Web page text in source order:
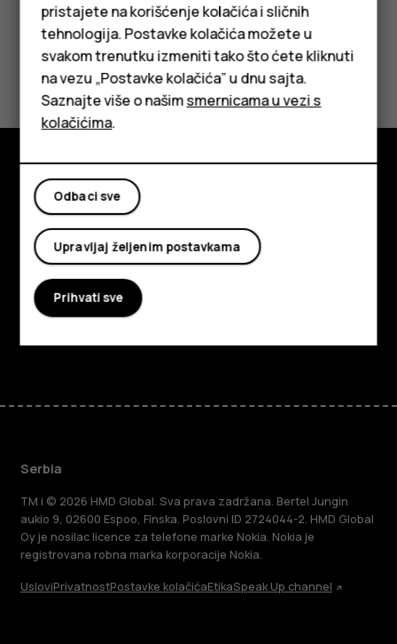
Pametni telefoni
Klasični telefoni
Tableti
Da li vam je ovo bilo korisno?
Da Ne
Istražite
O kompaniji
Planet and people
Podrška
Serbia
TM i © 2026 HMD Global. Sva prava zadržana. Bertel Jungin
aukio 9, 02600 Espoo, Finska. Poslovni ID 2724044-2. HMD Global
Oy je nosilac licence za telefone marke Nokia. Nokia je
registrovana robna marka korporacije Nokia.
UsloviPrivatnostPostavke kolačićaEtikaSpeak Up channel
pristajete na korišćenje kolačića i sličnih
tehnologija. Postavke kolačića možete u
svakom trenutku izmeniti tako što ćete kliknuti
na vezu „Postavke kolačića” u dnu sajta.
Saznajte više o našimsmernicama u vezi s
kolačićima.
Odbaci sve
Upravljaj željenim postavkama
Prihvati sve